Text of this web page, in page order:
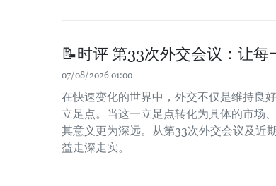
📝时评 第33次外交会议：让
07/08/2026 01:00
在快速变化的世界中，外交不仅是维持良
立足点。当这一立足点转化为具体的市场
其意义更为深远。从第33次外交会议及近
益走深走实。